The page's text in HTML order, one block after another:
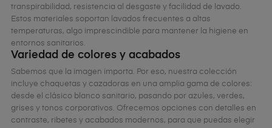
transpirabilidad, resistencia al desgaste y facilidad de lavado.
Estos materiales soportan lavados frecuentes a altas
temperaturas, algo imprescindible para mantener la higiene en
entornos sanitarios.
Variedad de colores y acabados
Sabemos que la imagen importa. Por eso, nuestra colección
incluye chaquetas y cazadoras en una amplia gama de colores:
desde el clásico blanco sanitario, pasando por azules, verdes,
grises y tonos corporativos. Ofrecemos opciones con detalles en
contraste, ribetes y acabados modernos, para que puedas elegir